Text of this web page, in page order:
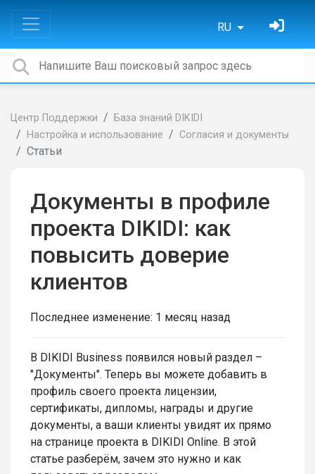
RU
Центр Поддержки
База знаний DIKIDI
Настройка и использование
Согласия и документы
Статьи
Документы в профиле
проекта DIKIDI: как
повысить доверие
клиентов
Последнее изменение: 1 месяц назад
В DIKIDI Business появился новый раздел –
"Документы". Теперь вы можете добавить в
профиль своего проекта лицензии,
сертификаты, дипломы, награды и другие
документы, а ваши клиенты увидят их прямо
на странице проекта в DIKIDI Online. В этой
статье разберём, зачем это нужно и как